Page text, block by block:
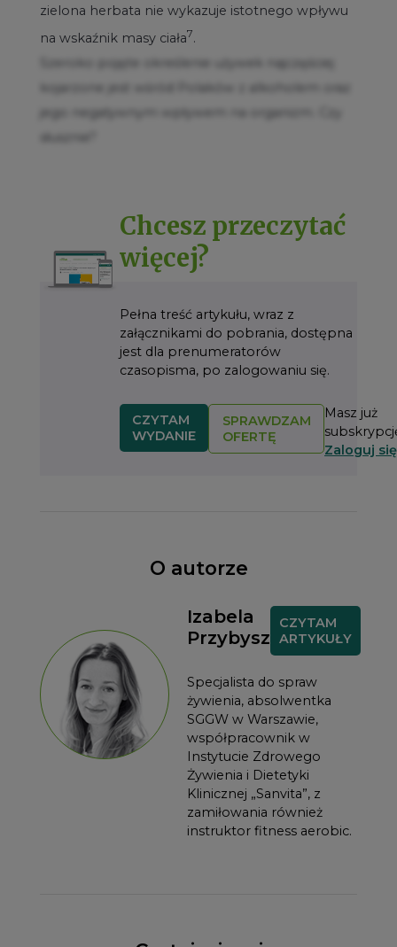
zielona herbata nie wykazuje istotnego wpływu
na wskaźnik masy ciała7.
Szeroko pojęte określenie używek najczęściej
jego negatywnym wpływem na organizm. Czy
Chcesz przeczytać
więcej?
Pełna treść artykułu, wraz z
załącznikami do pobrania, dostępna
jest dla prenumeratorów
czasopisma, po zalogowaniu się.
CZYTAM
WYDANIE
SPRAWDZAM
OFERTĘ
Masz już
Zaloguj
O autorze
Izabela
Przybysz
CZYTAM
ARTYKUŁY
Specjalista do spraw
żywienia, absolwentka
SGGW w Warszawie,
współpracownik w
Instytucie Zdrowego
Żywienia i Dietetyki
Klinicznej „Sanvita”, z
zamiłowania również
instruktor fitness aerobic.